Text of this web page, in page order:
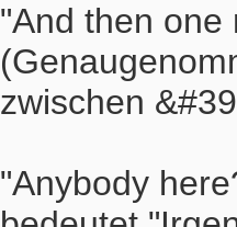
"And then one
zwischen
"Anybody